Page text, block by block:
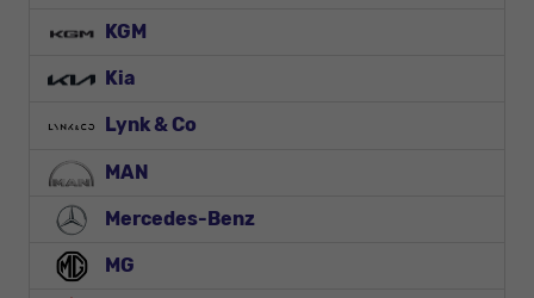
KGM
Kia
Lynk & Co
MAN
Mercedes-Benz
MG